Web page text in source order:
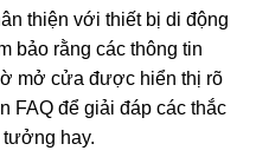
thiện với thiết bị di động
bảo rằng các thông tin
mở cửa được hiển thị rõ
FAQ để giải đáp các thắc
hay.